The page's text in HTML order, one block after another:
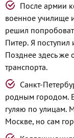
После армии
военное училище
решил
Питер. Я
Позднее здесь
транспорта.
Санкт-
родным городом.
гуляю по улицам.
Москве, но сам